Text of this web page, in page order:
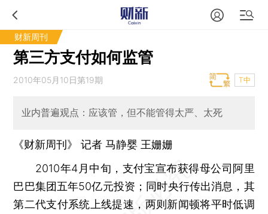
财新周刊
第三方支付如何监管
2010年05月10日第19期 T中
业内普遍观点：应该管，但不能管得太严、太死
《财新周刊》 记者 马静婴 王姗姗
2010年4月中旬，支付宝宣布获得母公司阿里
巴巴集团五年50亿元投资；同时央行传出消息，其
第二代支付系统上线提速，两则新闻顿将平时低调